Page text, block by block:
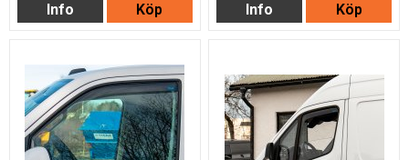
Info Köp Info Köp